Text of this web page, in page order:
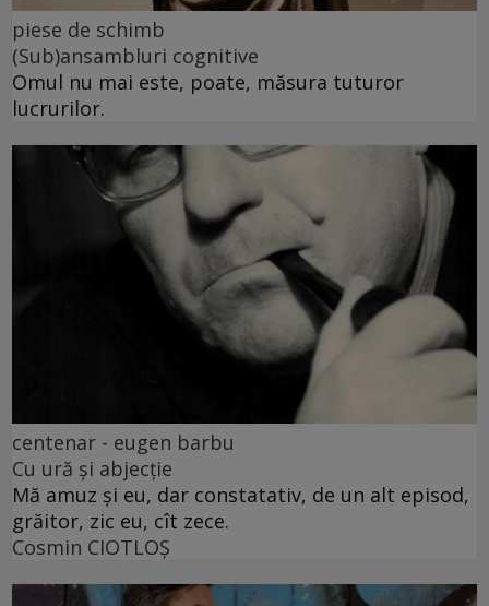
piese de schimb
(Sub)ansambluri cognitive
Omul nu mai este, poate, măsura tuturor
lucrurilor.
centenar - eugen barbu
Cu ură și abjecție
Mă amuz și eu, dar constatativ, de un alt episod,
grăitor, zic eu, cît zece.
Cosmin CIOTLOŞ